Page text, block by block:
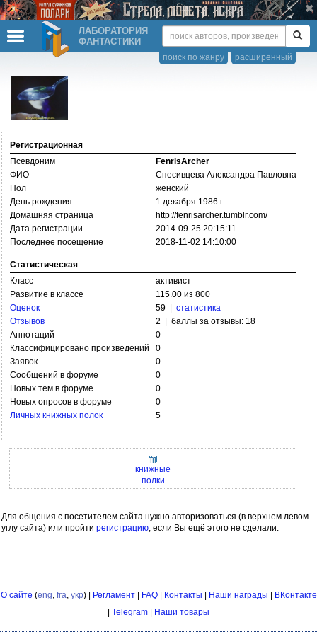
ЛАБОРАТОРИЯ
ФАНТАСТИКИ
расширенный
поиск по жанру
Регистрационная
Псевдоним
FenrisArcher
ФИО
Спесивцева Александра Павловна
Пол
женский
День рождения
1 декабря 1986 г.
Домашняя страница
http://­fenrisarcher.tumblr.com/­
Дата регистрации
2014-09-25 20:15:11
Последнее посещение
2018-11-02 14:10:00
Статистическая
Класс
активист
Развитие в классе
115.00 из 800
Оценок
59 | статистика
Отзывов
2 | баллы за отзывы: 18
Аннотаций
0
Классифицировано произведений
0
Заявок
0
Сообщений в форуме
0
Новых тем в форуме
0
Новых опросов в форуме
0
Личных книжных полок
5
книжные
полки
Для общения с посетителем сайта нужно авторизоваться (в верхнем левом
углу сайта) или пройти регистрацию, если Вы ещё этого не сделали.
О сайте (eng, fra, укр) | Регламент| FAQ| Контакты Наши награды
ВКонтакте
Telegram Наши товары